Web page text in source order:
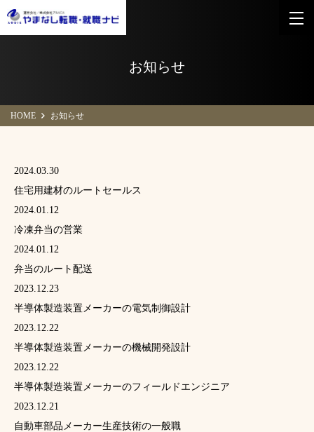
お知らせ
HOME お知らせ
2024.03.30
住宅用建材のルートセールス
2024.01.12
冷凍弁当の営業
2024.01.12
弁当のルート配送
2023.12.23
半導体製造装置メーカーの電気制御設計
2023.12.22
半導体製造装置メーカーの機械開発設計
2023.12.22
半導体製造装置メーカーのフィールドエンジニア
2023.12.21
自動車部品メーカー生産技術の一般職